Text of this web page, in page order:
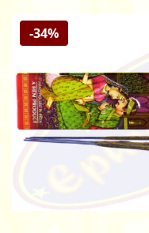
Zum
Ende
der
springen
-34%